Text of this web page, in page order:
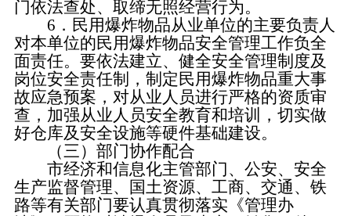
门依法查处、取缔无照经营行为。
6．民用爆炸物品从业单位的主要负责人
对本单位的民用爆炸物品安全管理工作负全
面责任。要依法建立、健全安全管理制度及
岗位安全责任制，制定民用爆炸物品重大事
故应急预案，对从业人员进行严格的资质审
查，加强从业人员安全教育和培训，切实做
好仓库及安全设施等硬件基础建设。
（三）部门协作配合
市经济和信息化主管部门、公安、安全
生产监督管理、国土资源、工商、交通、铁
路等有关部门要认真贯彻落实《管理办